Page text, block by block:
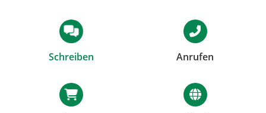
Schreiben Anrufen